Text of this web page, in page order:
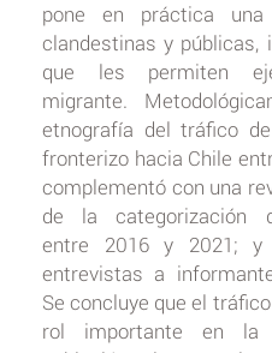
pone en práctica
clandestinas y públicas,
que les permiten
migrante.
etnografía del tráfico
fronterizo hacia Chile
complementó con una
de la categorización
entre 2016 y 2021; y
entrevistas a
Se concluye que el
rol importante en la